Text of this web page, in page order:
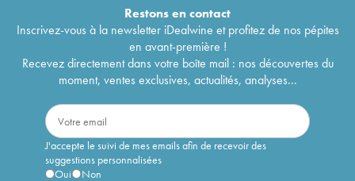
Restons encontact
Inscrivez-vous à la newsletter iDealwine et profitez de nos pépites
en avant-première !
Recevez directement dans votre boîte mail : nos découvertes du
moment, ventes exclusives, actualités, analyses...
J'accepte le suivi de mes emails afin de recevoir des
suggestions personnalisées
Oui
Non